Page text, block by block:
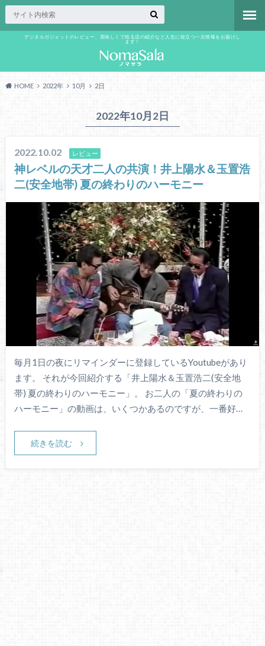
デジタルガジェットのレビュー、美味しくて唸る店の紹介など人生に役立つ一次情報をお届けし
ます！
HOME 2022年 10月 2日
2022年10月2日
2022.10.02 レビュー
神レベルの天才二人の共演！井上陽水＆玉置浩
二(安全地帯) 夏の終わりのハーモニー
毎月1日の夜にリマインダーに登録しているYoutubeがあり
ます。 それが今回紹介する「井上陽水＆玉置浩二(安全地
帯) 夏の終わりのハーモニー」。 お二人の「夏の終わりの
ハーモニー」の動画は、いくつかあるのですが、一番好…
続きを読む